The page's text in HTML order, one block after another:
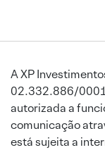
A XP
02.332.886/
autorizada a
comunicação
está sujeita a